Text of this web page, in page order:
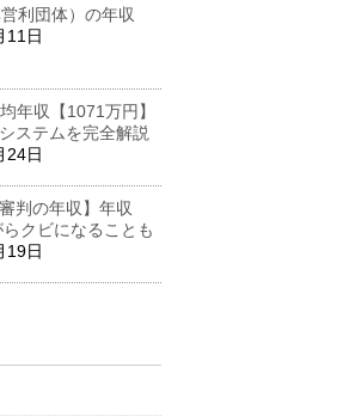
利団体）の年収
11日
年収【1071万円】
ステムを完全解説
24日
判の年収】年収
クビになることも
19日